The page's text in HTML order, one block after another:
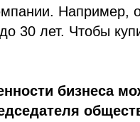
Например,
30 лет. Чтобы
бизнеса